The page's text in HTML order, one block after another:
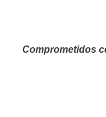
Comprometidos